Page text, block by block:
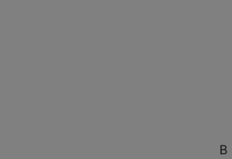
В